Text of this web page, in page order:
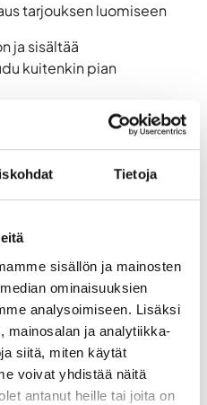
Tietoja
sisällön ja mainosten
ominaisuuksien
analysoimiseen. Lisäksi
mainosalan ja analytiikka-
siitä, miten käytät
voivat yhdistää näitä
antanut heille tai joita on
tarjouksen luomiseen
ja sisältää
kuitenkin pian
Ekosysteemi
Startup-yrittäjyys
Töihin Seinäjoelle
Vastuullisuus